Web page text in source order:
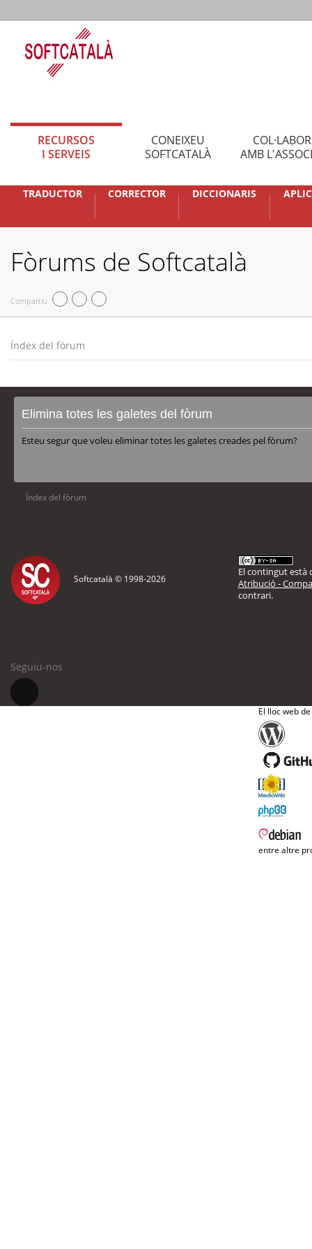
RECURSOS
I SERVEIS
CONEIXEU
SOFTCATALÀ
AMB
TRADUCTOR CORRECTOR DICCIONARIS
Fòrums de Softcatalà
Compartiu
Índex del fòrum
Elimina totes les galetes del fòrum
Esteu segur que voleu eliminar totes les galetes creades pel fòrum?
Índex del fòrum
Softcatalà © 1998-2026
El contingut està
Atribució -
contrari.
Seguiu-nos
El lloc web
entre altre